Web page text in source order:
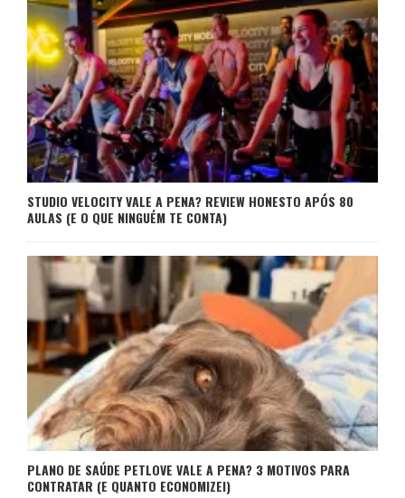
STUDIO VELOCITY VALE A PENA? REVIEW HONESTO APÓS 80
AULAS (E O QUE NINGUÉM TE CONTA)
PLANO DE SAÚDE PETLOVE VALE A PENA? 3 MOTIVOS PARA
CONTRATAR (E QUANTO ECONOMIZEI)